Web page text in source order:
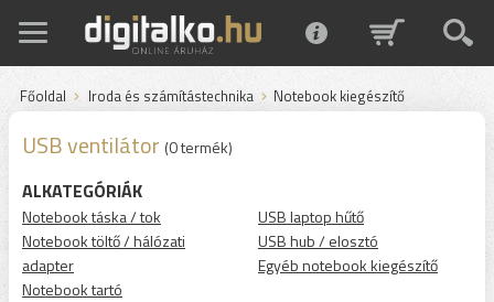
Főoldal Iroda és számítástechnika Notebook kiegészítő
USB ventilátor (0 termék)
ALKATEGÓRIÁK
Notebook táska / tok
Notebook töltő / hálózati
adapter
Notebook tartó
USB laptop hűtő
USB hub / elosztó
Egyéb notebook kiegészítő